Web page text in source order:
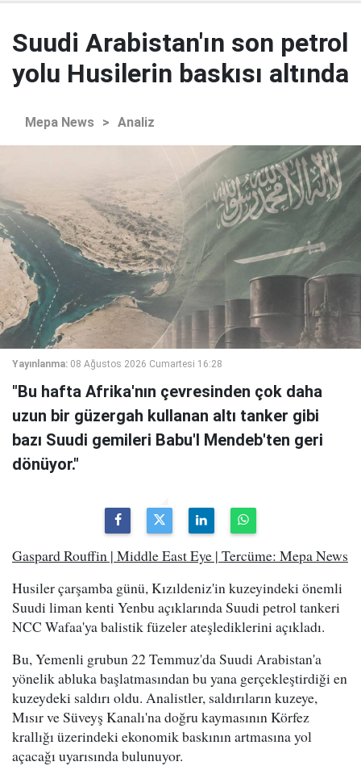
Suudi Arabistan'ın son petrol
yolu Husilerin baskısı altında
Mepa News > Analiz
Yayınlanma: 08 Ağustos 2026 Cumartesi 16:28
"Bu hafta Afrika'nın çevresinden çok daha
uzun bir güzergah kullanan altı tanker gibi
bazı Suudi gemileri Babu'l Mendeb'ten geri
dönüyor."
Gaspard Rouffin | Middle East Eye | Tercüme: Mepa News
Husiler çarşamba günü, Kızıldeniz'in kuzeyindeki önemli
Suudi liman kenti Yenbu açıklarında Suudi petrol tankeri
NCC Wafaa'ya balistik füzeler ateşlediklerini açıkladı.
Bu, Yemenli grubun 22 Temmuz'da Suudi Arabistan'a
yönelik abluka başlatmasından bu yana gerçekleştirdiği en
kuzeydeki saldırı oldu. Analistler, saldırıların kuzeye,
Mısır ve Süveyş Kanalı'na doğru kaymasının Körfez
krallığı üzerindeki ekonomik baskının artmasına yol
açacağı uyarısında bulunuyor.